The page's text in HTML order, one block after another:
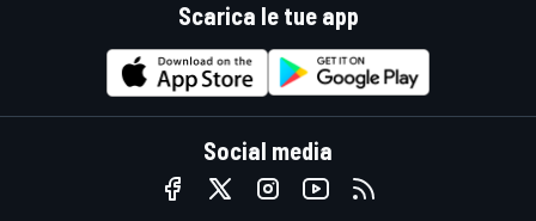
Scarica le tue app
Social media